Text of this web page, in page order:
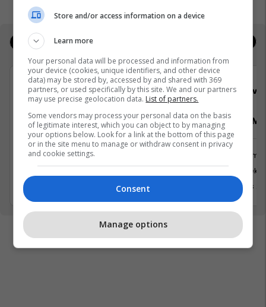
Jobs Real Estate
Viva Fresh Store
Monitorues i Kamerave
Sigurime
Pranues
Suharekë
31 Mars
Store and/or access information on a device
Learn more
Your personal data will be processed and information from
your device (cookies, unique identifiers, and other device
data) may be stored by, accessed by and shared with 369
partners, or used specifically by this site. We and our partners
may use precise geolocation data. List of partners.
Some vendors may process your personal data on the basis
of legitimate interest, which you can object to by managing
your options below. Look for a link at the bottom of this page
or in the site menu to manage or withdraw consent in privacy
and cookie settings.
Consent
Manage options